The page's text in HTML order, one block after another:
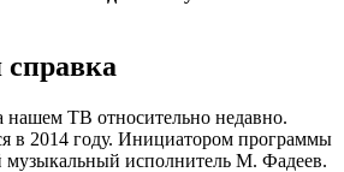
нашем ТВ относительно недавно.
в 2014 году. Инициатором программы
исполнитель М. Фадеев.